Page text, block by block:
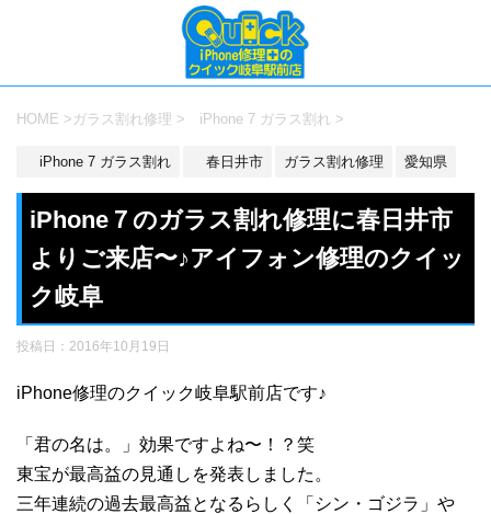
HOME > ガラス割れ修理 > iPhone 7 ガラス割れ >
iPhone 7 ガラス割れ 春日井市 ガラス割れ修理 愛知県
iPhone７のガラス割れ修理に春日井市
よりご来店〜♪アイフォン修理のクイッ
ク岐阜
投稿日： 2016年10月19日
iPhone修理のクイック岐阜駅前店です♪
「君の名は。」効果ですよね〜！？笑
東宝が最高益の見通しを発表しました。
三年連続の過去最高益となるらしく「シン・ゴジラ」や